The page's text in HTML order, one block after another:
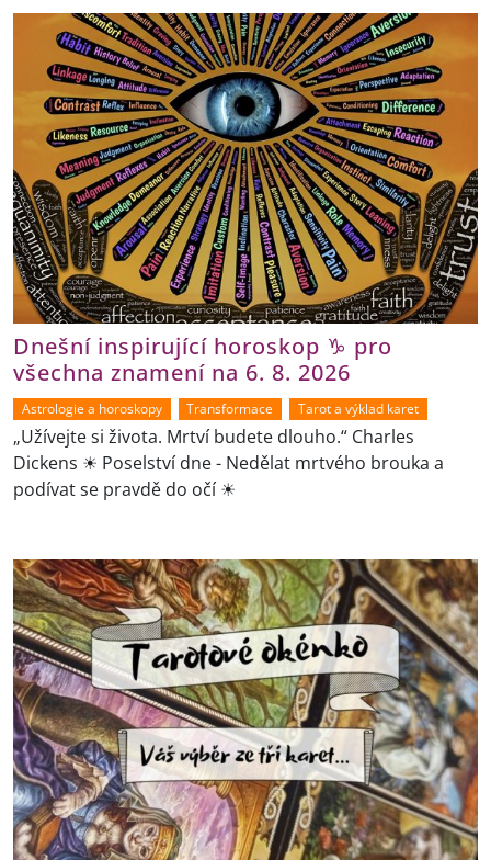
Dnešní inspirující horoskop ♑ pro
všechna znamení na 6. 8. 2026
Astrologie a horoskopy Transformace Tarot a výklad karet
„Užívejte si života. Mrtví budete dlouho.“ Charles
Dickens ☀ Poselství dne - Nedělat mrtvého brouka a
podívat se pravdě do očí ☀